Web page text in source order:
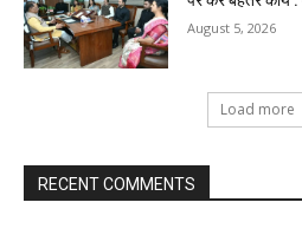
August 5, 2026
Load more
RECENT COMMENTS